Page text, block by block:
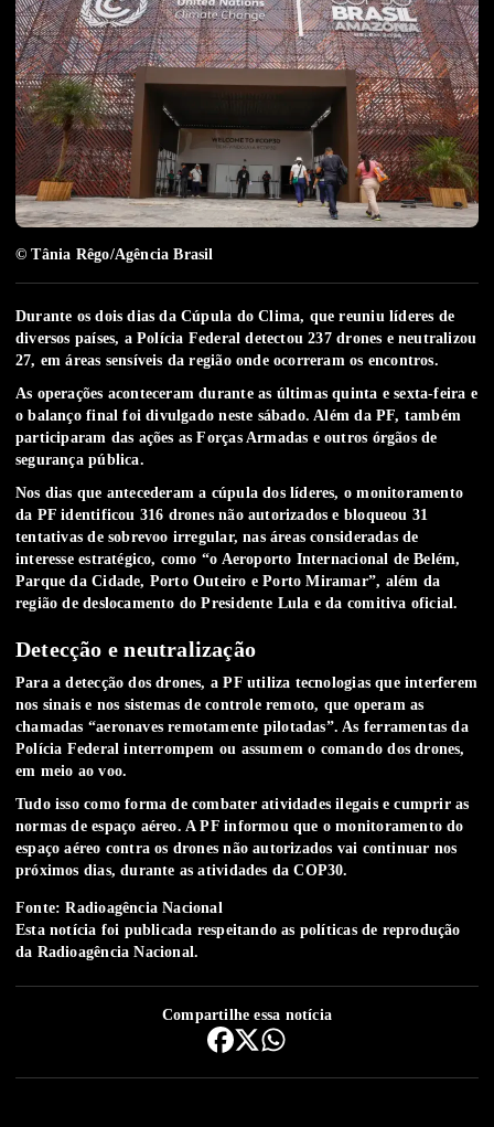
© Tânia Rêgo/Agência Brasil
Durante os dois dias da Cúpula do Clima, que reuniu líderes de
diversos países, a Polícia Federal detectou 237 drones e neutralizou
27, em áreas sensíveis da região onde ocorreram os encontros.
As operações aconteceram durante as últimas quinta e sexta-feira e
o balanço final foi divulgado neste sábado. Além da PF, também
participaram das ações as Forças Armadas e outros órgãos de
segurança pública.
Nos dias que antecederam a cúpula dos líderes, o monitoramento
da PF identificou 316 drones não autorizados e bloqueou 31
tentativas de sobrevoo irregular, nas áreas consideradas de
interesse estratégico, como “o Aeroporto Internacional de Belém,
Parque da Cidade, Porto Outeiro e Porto Miramar”, além da
região de deslocamento do Presidente Lula e da comitiva oficial.
Detecção e neutralização
Para a detecção dos drones, a PF utiliza tecnologias que interferem
nos sinais e nos sistemas de controle remoto, que operam as
chamadas “aeronaves remotamente pilotadas”. As ferramentas da
Polícia Federal interrompem ou assumem o comando dos drones,
em meio ao voo.
Tudo isso como forma de combater atividades ilegais e cumprir as
normas de espaço aéreo. A PF informou que o monitoramento do
espaço aéreo contra os drones não autorizados vai continuar nos
próximos dias, durante as atividades da COP30.
Fonte: Radioagência Nacional
Esta notícia foi publicada respeitando as políticas de reprodução
da Radioagência Nacional.
Compartilhe essa notícia